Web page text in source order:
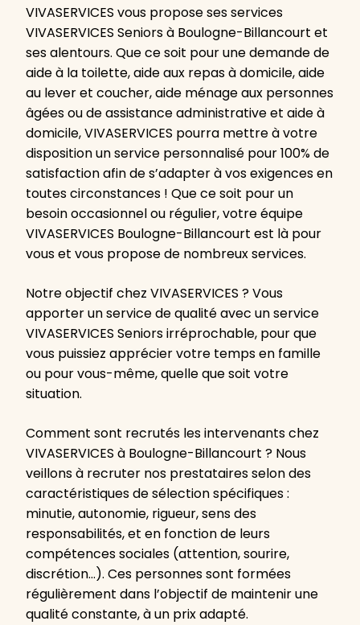
VIVASERVICES vous propose ses services
VIVASERVICES Seniors à Boulogne-Billancourt et
ses alentours. Que ce soit pour une demande de
aide à la toilette, aide aux repas à domicile, aide
au lever et coucher, aide ménage aux personnes
âgées ou de assistance administrative et aide à
domicile, VIVASERVICES pourra mettre à votre
disposition un service personnalisé pour 100% de
satisfaction afin de s’adapter à vos exigences en
toutes circonstances ! Que ce soit pour un
besoin occasionnel ou régulier, votre équipe
VIVASERVICES Boulogne-Billancourt est là pour
vous et vous propose de nombreux services.
Notre objectif chez VIVASERVICES ? Vous
apporter un service de qualité avec un service
VIVASERVICES Seniors irréprochable, pour que
vous puissiez apprécier votre temps en famille
ou pour vous-même, quelle que soit votre
situation.
Comment sont recrutés les intervenants chez
VIVASERVICES à Boulogne-Billancourt ? Nous
veillons à recruter nos prestataires selon des
caractéristiques de sélection spécifiques :
minutie, autonomie, rigueur, sens des
responsabilités, et en fonction de leurs
compétences sociales (attention, sourire,
discrétion…). Ces personnes sont formées
régulièrement dans l’objectif de maintenir une
qualité constante, à un prix adapté.